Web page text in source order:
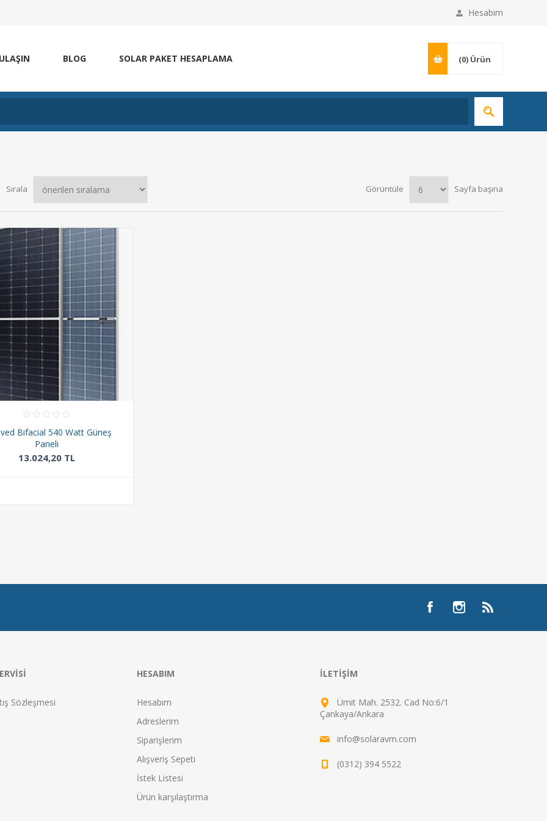
Hesabım
BLOG SOLAR PAKET HESAPLAMA (0) Ürün
Sırala Görüntüle Sayfa başına
Bifacial 540 Watt Güneş
Paneli
13.024,20 TL
Sözleşmesi
HESABIM
Hesabım
Adreslerim
Siparişlerim
Alışveriş Sepeti
İstek Listesi
Ürün karşılaştırma
İLETIŞIM
Ümit Mah. 2532. Cad No:6/1
Çankaya/Ankara
info@solaravm.com
(0312) 394 5522